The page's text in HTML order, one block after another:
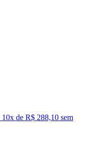
10x de R$ 288,10 sem